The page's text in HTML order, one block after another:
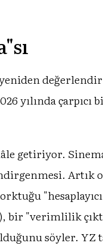
yılında çarpıcı
getiriyor.
Artık
bir "verimlilik
söyler. YZ